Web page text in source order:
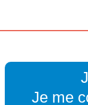
Je me